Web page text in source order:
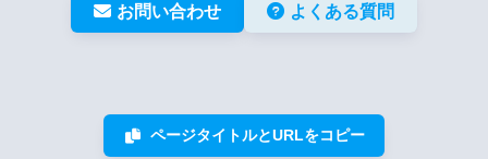
お問い合わせ よくある質問
ページタイトルとURLをコピー